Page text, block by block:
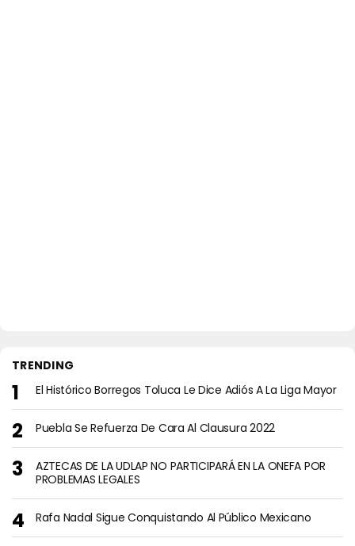
TRENDING
El Histórico Borregos Toluca Le Dice Adiós A La Liga Mayor
Puebla Se Refuerza De Cara Al Clausura 2022
AZTECAS DE LA UDLAP NO PARTICIPARÁ EN LA ONEFA POR
PROBLEMAS LEGALES
Rafa Nadal Sigue Conquistando Al Público Mexicano